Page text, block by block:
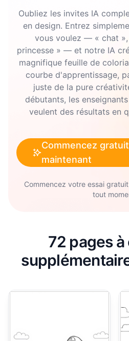
Oubliez les invites IA
en design. Entrez
vous voulez — « chat »,
princesse » — et notre IA
magnifique feuille de
courbe d'apprentissage,
juste de la pure
débutants, les
veulent des résultats en
Commencez
maintenant
Commencez votre essai
tout
72 pages